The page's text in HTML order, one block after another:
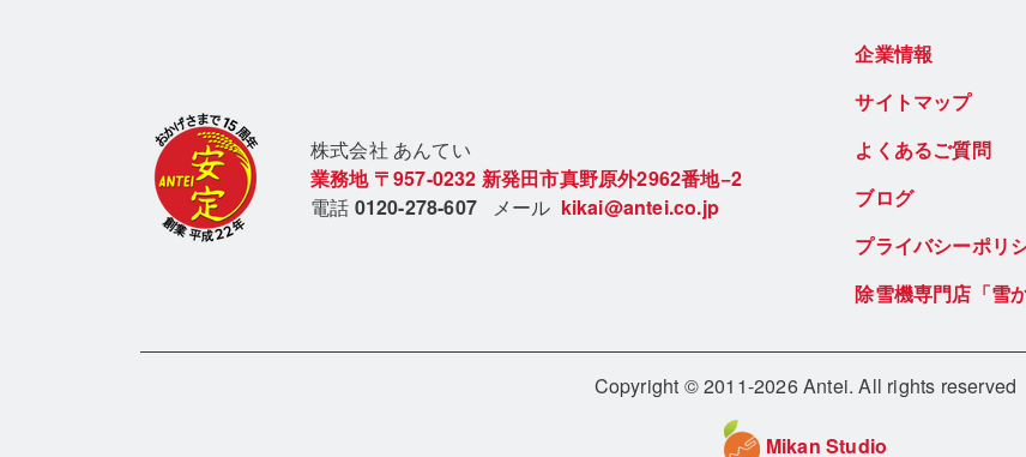
株式会社 あんてい
業務地 〒957-0232 新発田市真野原外2962番地−2
電話 0120-278-607 メール kikai@antei.co.jp
企業情報
サイトマップ
よくあるご質問
ブログ
プライバシーポリ
除雪機専門店「雪
Copyright © 2011-2026 Antei. All rights reserved
Mikan Studio